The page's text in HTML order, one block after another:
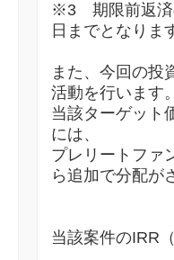
※3 期限前返済
日までとなりま
また、今回の投
活動を行います。
当該ターゲット
には、
プレリートファ
ら追加で分配が
当該案件のIRR